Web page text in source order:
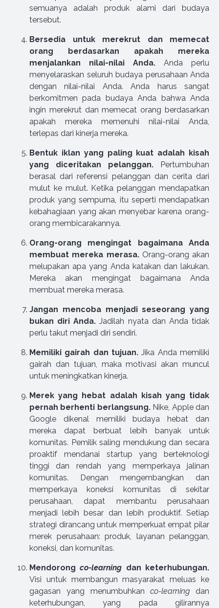
semuanya adalah produk alami dari budaya
tersebut.
Bersedia untuk merekrut dan memecat
orang berdasarkan apakah mereka
menjalankan nilai-nilai Anda. Anda perlu
menyelaraskan seluruh budaya perusahaan Anda
dengan nilai-nilai Anda. Anda harus sangat
berkomitmen pada budaya Anda bahwa Anda
ingin merekrut dan memecat orang berdasarkan
apakah mereka memenuhi nilai-nilai Anda,
terlepas dari kinerja mereka.
Bentuk iklan yang paling kuat adalah kisah
yang diceritakan pelanggan. Pertumbuhan
berasal dari referensi pelanggan dan cerita dari
mulut ke mulut. Ketika pelanggan mendapatkan
produk yang sempurna, itu seperti mendapatkan
kebahagiaan yang akan menyebar karena orang-
orang membicarakannya.
Orang-orang mengingat bagaimana Anda
membuat mereka merasa. Orang-orang akan
melupakan apa yang Anda katakan dan lakukan.
Mereka akan mengingat bagaimana Anda
membuat mereka merasa.
Jangan mencoba menjadi seseorang yang
bukan diri Anda.Jadilah nyata dan Anda tidak
perlu takut menjadi diri sendiri.
Memiliki gairah dan tujuan. Jika Anda memiliki
gairah dan tujuan, maka motivasi akan muncul
untuk meningkatkan kinerja.
Merek yang hebat adalah kisah yang tidak
pernah berhenti berlangsung. Nike, Apple dan
Google dikenal memiliki budaya hebat dan
mereka dapat berbuat lebih banyak untuk
komunitas. Pemilik saling mendukung dan secara
proaktif mendanai startup yang berteknologi
tinggi dan rendah yang memperkaya jalinan
komunitas. Dengan mengembangkan dan
memperkaya koneksi komunitas di sekitar
perusahaan, dapat membantu perusahaan
menjadi lebih besar dan lebih produktif. Setiap
strategi dirancang untuk memperkuat empat pilar
merek perusahaan: produk, layanan pelanggan,
koneksi, dan komunitas.
Mendorongco-learning dan keterhubungan.
Visi untuk membangun masyarakat meluas ke
gagasan yang menumbuhkanco-learning dan
keterhubungan, yang pada gilirannya